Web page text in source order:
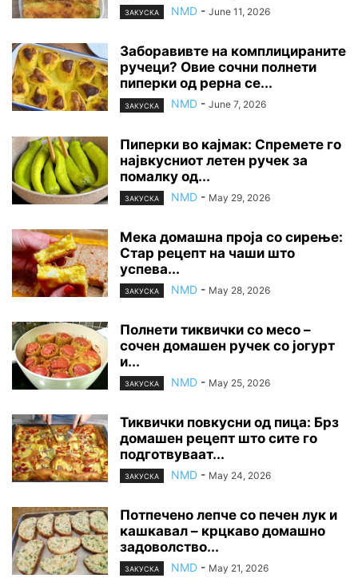
ЗАКУСКА NMD - June 11, 2026
Заборавивте на комплицираните
ручеци? Овие сочни полнети
пиперки од рерна се...
ЗАКУСКА NMD - June 7, 2026
Пиперки во кајмак: Спремете го
највкусниот летен ручек за
помалку од...
ЗАКУСКА NMD - May 29, 2026
Мека домашна проја со сирење:
Стар рецепт на чаши што
успева...
ЗАКУСКА NMD - May 28, 2026
Полнети тиквички со месо –
сочен домашен ручек со јогурт
и...
ЗАКУСКА NMD - May 25, 2026
Тиквички повкусни од пица: Брз
домашен рецепт што сите го
подготвуваат...
ЗАКУСКА NMD - May 24, 2026
Потпечено лепче со печен лук и
кашкавал – крцкаво домашно
задоволство...
ЗАКУСКА NMD - May 21, 2026